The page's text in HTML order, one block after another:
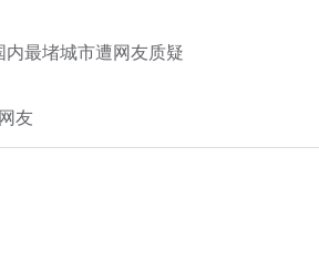
最堵城市遭网友质疑
友